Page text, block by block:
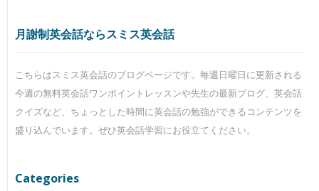
月謝制英会話ならスミス英会話
こちらはスミス英会話のブログページです。毎週日曜日に更新される
今週の無料英会話ワンポイントレッスンや先生の最新ブログ、英会話
クイズなど、ちょっとした時間に英会話の勉強ができるコンテンツを
盛り込んでいます。ぜひ英会話学習にお役立てください。
Categories